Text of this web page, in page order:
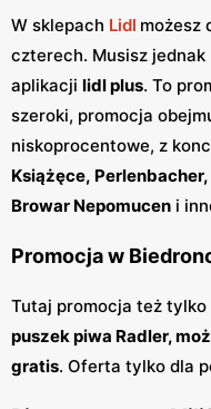
W sklepach Lidl możesz
czterech. Musisz
aplikacji lidl plus. To
szeroki, promocja
niskoprocentowe, z
Książęce,
Browar Nepomucen i
Promocja w
Tutaj promocja też tylko
puszek piwa Radler,
gratis. Oferta tylko dla